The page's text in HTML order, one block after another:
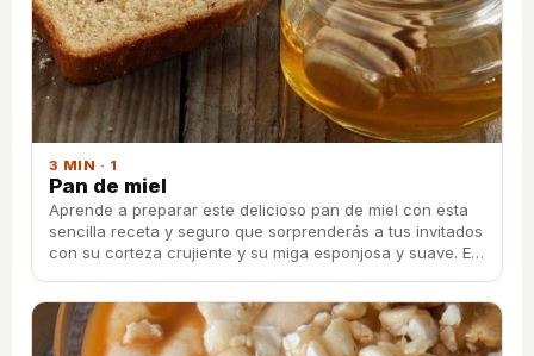
3 MIN · 1
Pan de miel
Aprende a preparar este delicioso pan de miel con esta
sencilla receta y seguro que sorprenderás a tus invitados
con su corteza crujiente y su miga esponjosa y suave. Es